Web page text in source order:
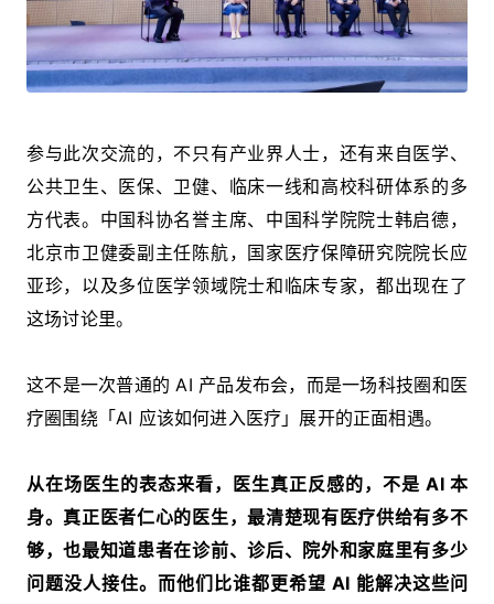
参与此次交流的，不只有产业界人士，还有来自医学、
公共卫生、医保、卫健、临床一线和高校科研体系的多
方代表。中国科协名誉主席、中国科学院院士韩启德，
北京市卫健委副主任陈航，国家医疗保障研究院院长应
亚珍，以及多位医学领域院士和临床专家，都出现在了
这场讨论里。
这不是一次普通的 AI 产品发布会，而是一场科技圈和医
疗圈围绕「AI 应该如何进入医疗」展开的正面相遇。
从在场医生的表态来看，医生真正反感的，不是 AI 本
身。真正医者仁心的医生，最清楚现有医疗供给有多不
够，也最知道患者在诊前、诊后、院外和家庭里有多少
问题没人接住。而他们比谁都更希望 AI 能解决这些问